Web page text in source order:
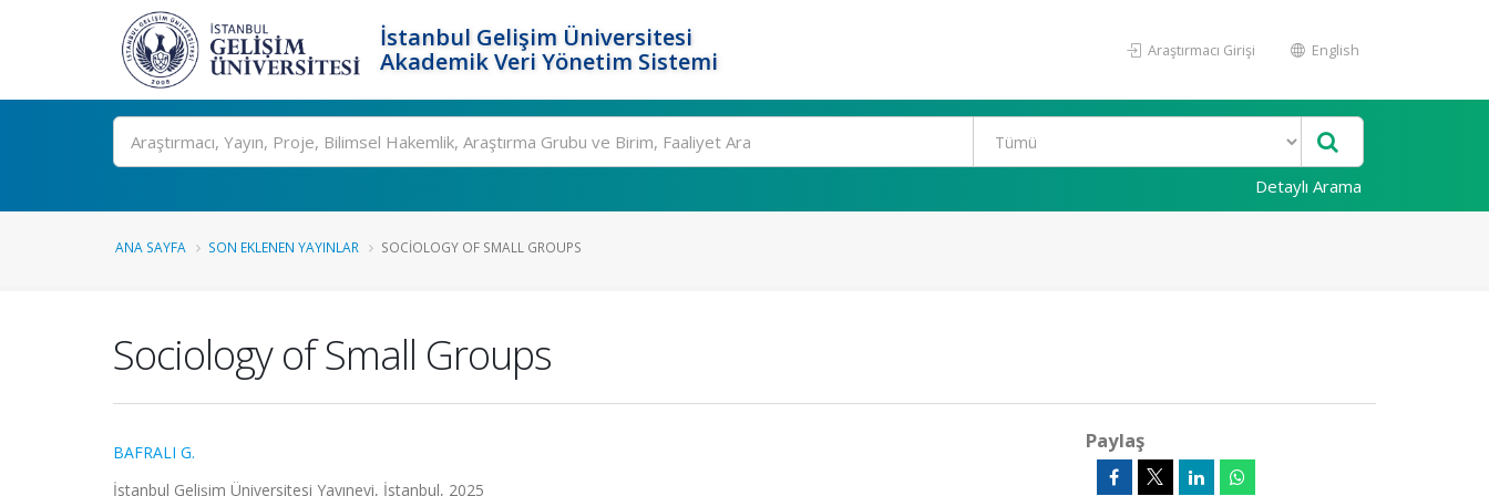
İstanbul Gelişim Üniversitesi
Akademik Veri Yönetim Sistemi
Araştırmacı Girişi English
Ara
Detaylı Arama
ANA SAYFA SON EKLENEN YAYINLAR SOCIOLOGY OF SMALL GROUPS
Sociology of Small Groups
BAFRALI G.
İstanbul Gelişim Üniversitesi Yayınevi, İstanbul, 2025
Paylaş